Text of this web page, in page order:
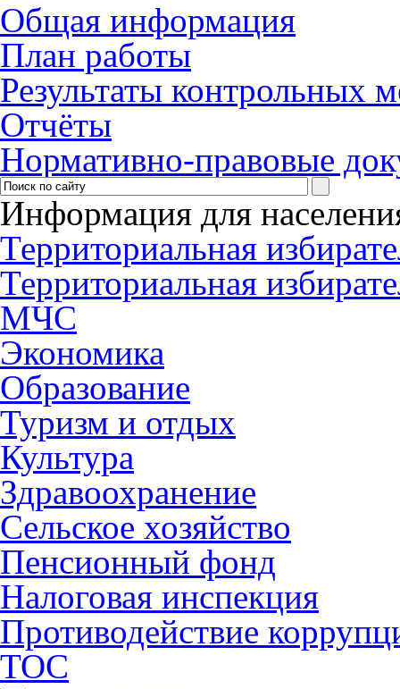
Общая информация
План работы
Результаты контрольных
Отчёты
Нормативно-правовые
Информация для
Территориальная
Территориальная
МЧС
Экономика
Образование
Туризм и отдых
Культура
Здравоохранение
Сельское хозяйство
Пенсионный фонд
Налоговая инспекция
Противодействие
ТОС